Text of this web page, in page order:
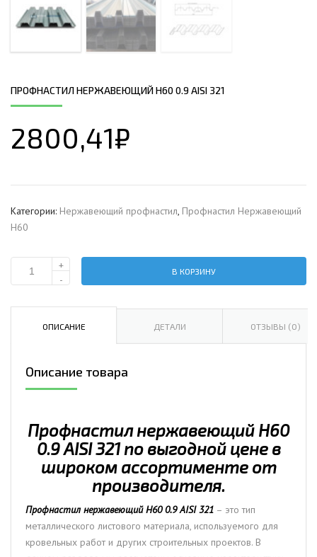
ПРОФНАСТИЛ НЕРЖАВЕЮЩИЙ Н60 0.9 AISI 321
2800,41₽
Категории: Нержавеющий профнастил Профнастил Hержавеющий
Н60
Количество
нержавеющий
321
+
-
В КОРЗИНУ
ОПИСАНИЕ ДЕТАЛИ ОТЗЫВЫ (0)
Описание товара
Профнастил нержавеющий Н60
0.9 AISI 321 по выгодной цене в
широком ассортименте от
производителя.
Профнастил нержавеющий Н60 0.9 AISI 321 – это тип
металлического листового материала, используемого для
кровельных работ и других строительных проектов. В